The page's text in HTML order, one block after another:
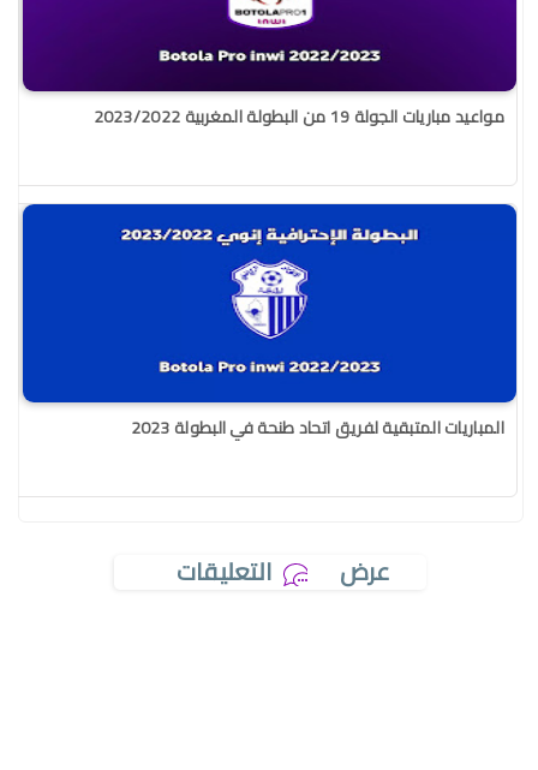
مواعيد مباريات الجولة 19 من البطولة المغربية 2023/2022
المباريات المتبقية لفريق اتحاد طنحة في البطولة 2023
عرض التعليقات